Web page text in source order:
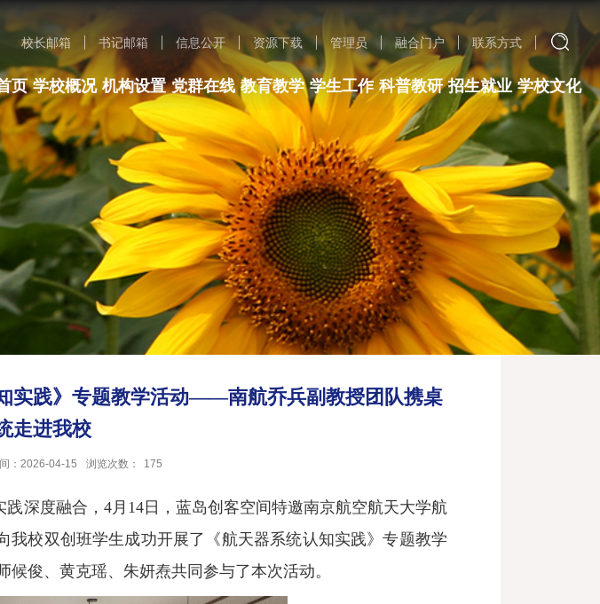
校长邮箱 书记邮箱 信息公开 资源下载 管理员 融合门户 联系方式
页 学校概况 机构设置 党群在线 教育教学 学生工作 科普教研 招生就业 学校文化
实践》专题教学活动——南航乔兵副教授团队携桌
走进我校
：2026-04-15 浏览次数： 175
深度融合，4月14日，蓝岛创客空间特邀南京航空航天大学航
校双创班学生成功开展了《航天器系统认知实践》专题教学
俊、黄克瑶、朱妍焘共同参与了本次活动。